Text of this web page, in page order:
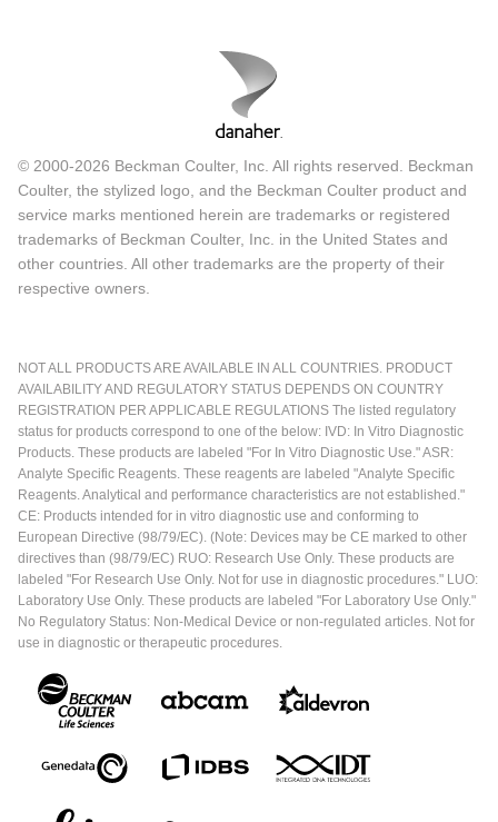
© 2000-2026 Beckman Coulter, Inc. All rights reserved. Beckman
Coulter, the stylized logo, and the Beckman Coulter product and
service marks mentioned herein are trademarks or registered
trademarks of Beckman Coulter, Inc. in the United States and
other countries. All other trademarks are the property of their
respective owners.
NOT ALL PRODUCTS ARE AVAILABLE IN ALL COUNTRIES. PRODUCT
AVAILABILITY AND REGULATORY STATUS DEPENDS ON COUNTRY
REGISTRATION PER APPLICABLE REGULATIONS The listed regulatory
status for products correspond to one of the below: IVD: In Vitro Diagnostic
Products. These products are labeled "For In Vitro Diagnostic Use." ASR:
Analyte Specific Reagents. These reagents are labeled "Analyte Specific
Reagents. Analytical and performance characteristics are not established."
CE: Products intended for in vitro diagnostic use and conforming to
European Directive (98/79/EC). (Note: Devices may be CE marked to other
directives than (98/79/EC) RUO: Research Use Only. These products are
labeled "For Research Use Only. Not for use in diagnostic procedures." LUO:
Laboratory Use Only. These products are labeled "For Laboratory Use Only."
No Regulatory Status: Non-Medical Device or non-regulated articles. Not for
use in diagnostic or therapeutic procedures.